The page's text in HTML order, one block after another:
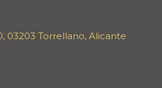
03203 Torrellano, Alicante